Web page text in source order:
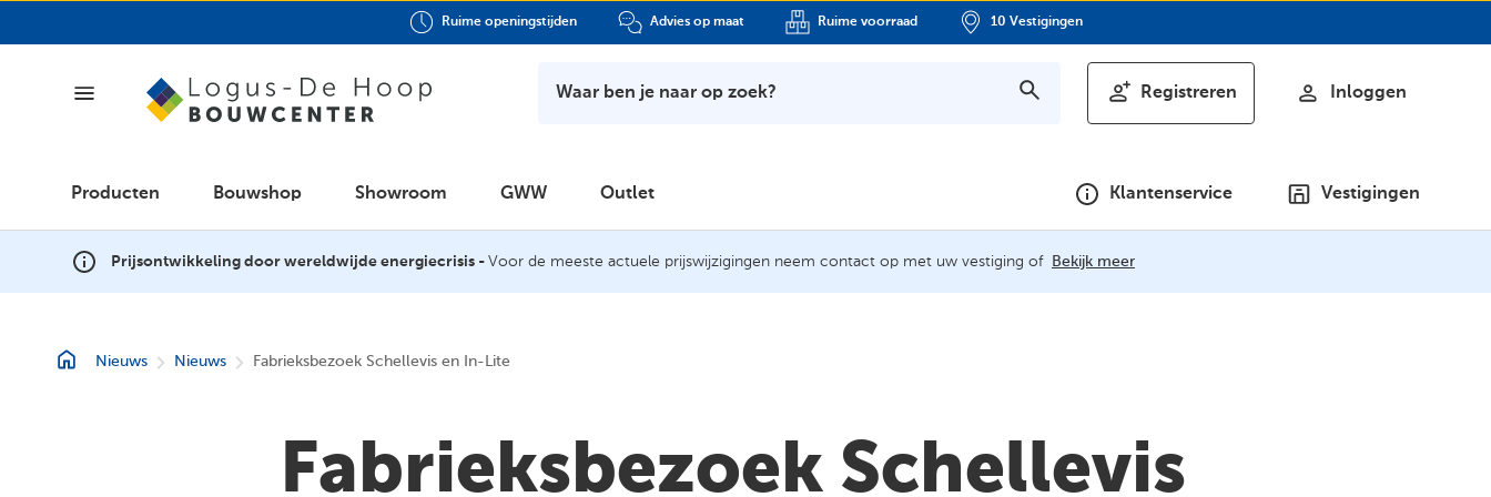
Ruime openingstijden Advies op maat Ruime voorraad 10 Vestigingen
Waar ben je naar op zoek? Registreren Inloggen
Producten Bouwshop Showroom GWW Outlet Klantenservice Vestigingen
Prijsontwikkeling door wereldwijde energiecrisis - Voor de meeste actuele prijswijzigingen neem contact op met uw vestiging of Bekijk meer
Producten
Bouwshop
Nieuws Nieuws Fabrieksbezoek Schellevis en In-Lite
Fabrieksbezoek Schellevis